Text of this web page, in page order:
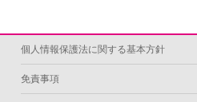
個人情報保護法に関する基本方針
免責事項